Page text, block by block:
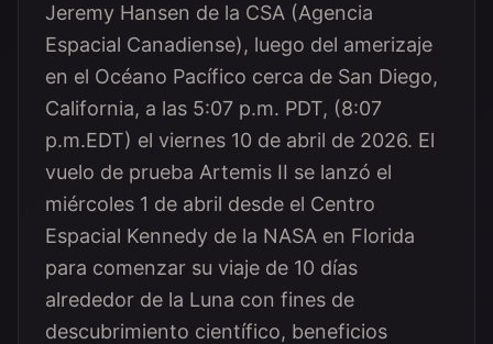
Jeremy Hansen de la CSA (Agencia
Espacial Canadiense), luego del amerizaje
en el Océano Pacífico cerca de San Diego,
California, a las 5:07 p.m. PDT, (8:07
p.m.EDT) el viernes 10 de abril de 2026. El
vuelo de prueba Artemis II se lanzó el
miércoles 1 de abril desde el Centro
Espacial Kennedy de la NASA en Florida
para comenzar su viaje de 10 días
alrededor de la Luna con fines de
descubrimiento científico, beneficios